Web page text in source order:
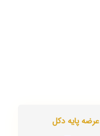
عرضه پایه دکل